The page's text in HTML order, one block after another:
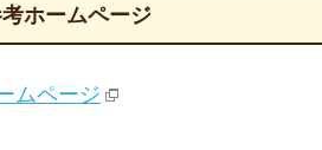
ホームページ
ムページ